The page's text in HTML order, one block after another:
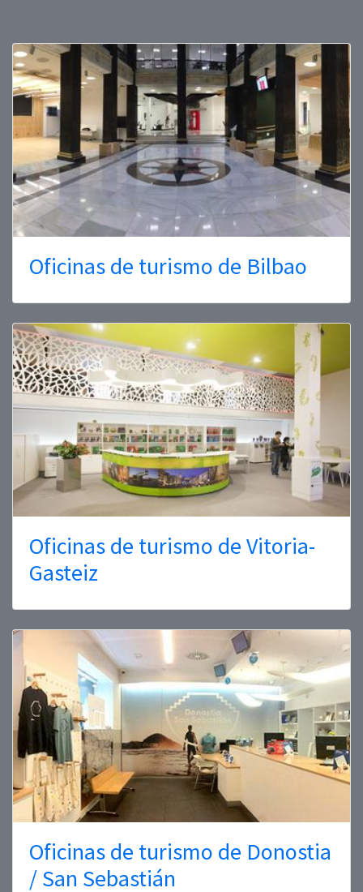
Oficinas de turismo de Bilbao
Oficinas de turismo de Vitoria-
Gasteiz
Oficinas de turismo de Donostia
/ San Sebastián